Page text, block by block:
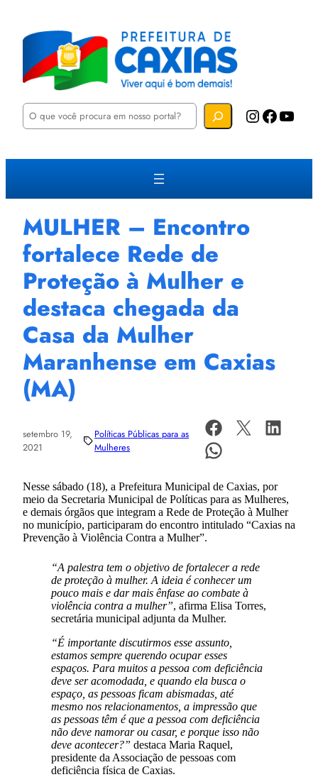
P
u
a
Instagram Facebook YouTube
MULHER – Encontro
fortalece Rede de
Proteção à Mulher e
destaca chegada da
Casa da Mulher
Maranhense em Caxias
(MA)
setembro 19,
2021
Políticas Públicas para as
Mulheres
Nesse sábado (18), a Prefeitura Municipal de Caxias, por
meio da Secretaria Municipal de Políticas para as Mulheres,
e demais órgãos que integram a Rede de Proteção à Mulher
no município, participaram do encontro intitulado “Caxias na
Prevenção à Violência Contra a Mulher”.
“A palestra tem o objetivo de fortalecer a rede
de proteção à mulher. A ideia é conhecer um
pouco mais e dar mais ênfase ao combate à
violência contra a mulher”, afirma Elisa Torres,
secretária municipal adjunta da Mulher.
“É importante discutirmos esse assunto,
estamos sempre querendo ocupar esses
espaços. Para muitos a pessoa com deficiência
deve ser acomodada, e quando ela busca o
espaço, as pessoas ficam abismadas, até
mesmo nos relacionamentos, a impressão que
as pessoas têm é que a pessoa com deficiência
não deve namorar ou casar, e porque isso não
deve acontecer?” destaca Maria Raquel,
presidente da Associação de pessoas com
deficiência física de Caxias.